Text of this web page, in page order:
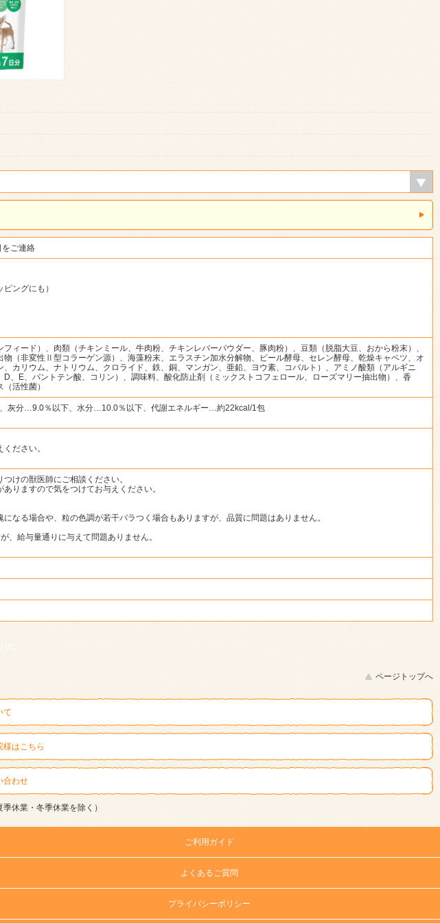
ご連絡
ングにも）
ィード）、肉類（チキンミール、牛肉粉、チキンレバーパウダー、豚肉粉）、豆類（脱脂大豆、おから粉末）、
（非変性Ⅱ型コラーゲン源）、海藻粉末、エラスチン加水分解物、ビール酵母、セレン酵母、乾燥キャベツ、オ
カリウム、ナトリウム、クロライド、鉄、銅、マンガン、亜鉛、ヨウ素、コバルト）、アミノ酸類（アルギニ
、E、パントテン酸、コリン）、調味料、酸化防止剤（ミックストコフェロール、ローズマリー抽出物）、香
活性菌）
灰分…9.0％以下、水分…10.0％以下、代謝エネルギー…約22kcal/1包
ださい。
けの獣医師にご相談ください。
りますので気をつけてお与えください。
なる場合や、粒の色調が若干バラつく場合もありますが、品質に問題はありません。
、給与量通りに与えて問題ありません。
PC
ページトップへ
て
様はこちら
合わせ
休業・冬季休業を除く）
ご利用ガイド
よくあるご質問
プライバシーポリシー